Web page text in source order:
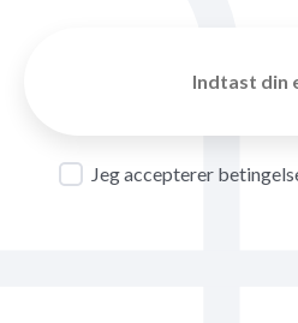
Jeg accepterer